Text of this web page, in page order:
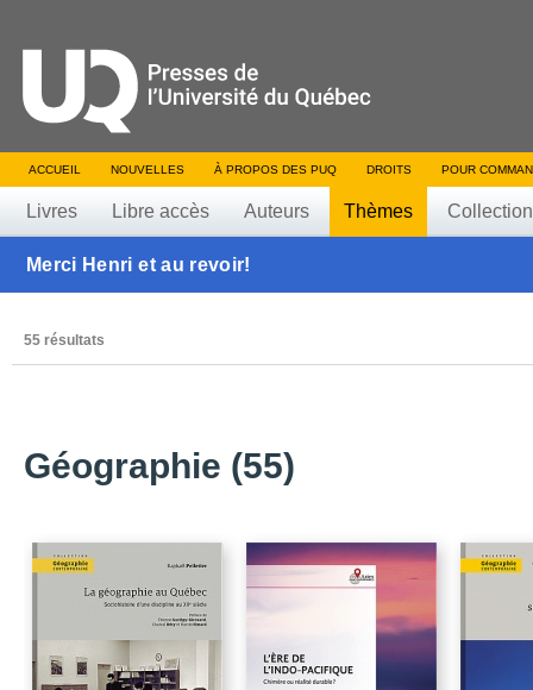
ACCUEIL NOUVELLES À PROPOS DES PUQ DROITS POUR
Livres Libre accès Auteurs Thèmes
Merci Henri et au revoir!
55 résultats
Géographie (55)